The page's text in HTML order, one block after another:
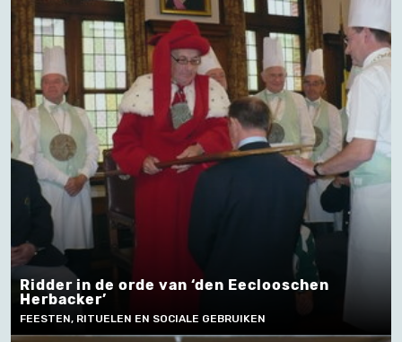
Ridder in de orde van ‘den Eeclooschen
Herbacker’
FEESTEN, RITUELEN EN SOCIALE GEBRUIKEN